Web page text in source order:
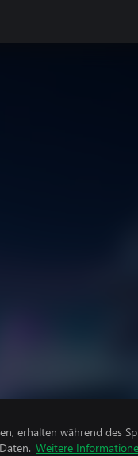
erhalten während des
Weitere